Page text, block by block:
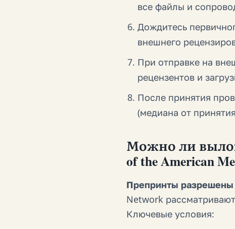
все файлы и
Дождитесь
внешнего
При отправке на
рецензентов и
После принятия
(медиана от
Можно ли
of the American
Препринты разрешены
Network
Ключевые условия: